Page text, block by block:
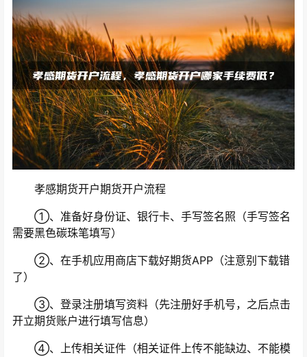
孝感期货开户期货开户流程
①、准备好身份证、银行卡、手写签名照（手写签名
需要黑色碳珠笔填写）
②、在手机应用商店下载好期货APP（注意别下载错
了）
③、登录注册填写资料（先注册好手机号，之后点击
开立期货账户进行填写信息）
④、上传相关证件（相关证件上传不能缺边、不能模